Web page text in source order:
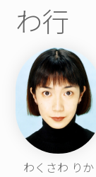
わ行
わくさわ りか